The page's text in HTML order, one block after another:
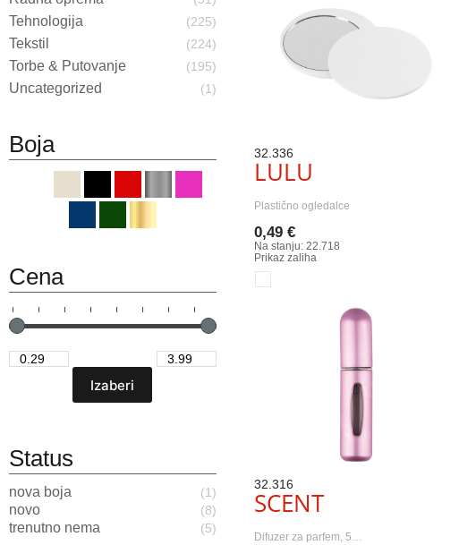
32.336
LULU
Plastično ogledalce
0,49 €
Na stanju: 22.718
Prikaz zaliha
32.316
SCENT
Difuzer za parfem, 5…
Tehnologija (225)
Tekstil (224)
Torbe & Putovanje (195)
Uncategorized (1)
Boja
Cena
Status
nova boja (1)
novo (8)
trenutno nema (5)